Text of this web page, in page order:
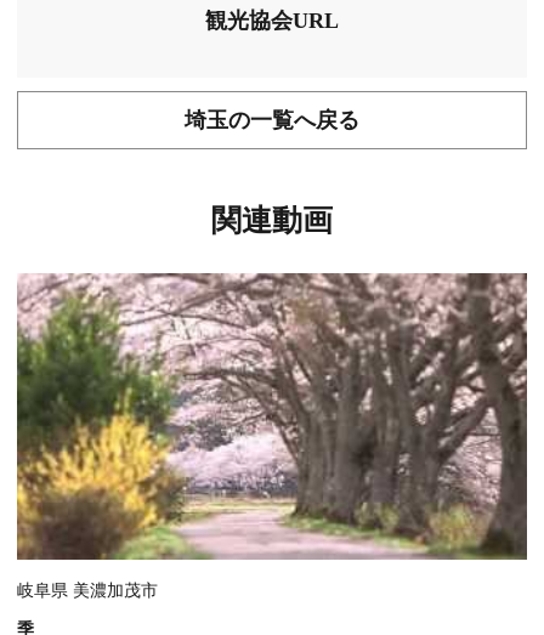
観光協会URL
埼玉の一覧へ戻る
関連動画
岐阜県 美濃加茂市
季